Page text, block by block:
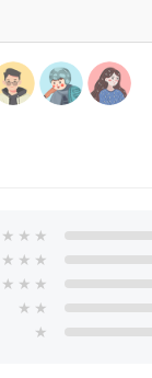
★ ★ ★
★ ★ ★
★ ★ ★
★ ★
★